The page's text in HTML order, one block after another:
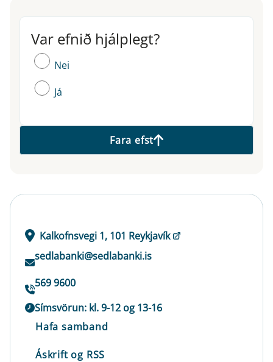
Var efnið hjálplegt?
Var efnið hjálplegt?
Nei
Já
Fara efst
Kalkofnsvegi 1, 101 Reykjavík
sedlabanki@sedlabanki.is
569 9600
Símsvörun: kl. 9-12 og 13-16
Hafa samband
Áskrift og RSS